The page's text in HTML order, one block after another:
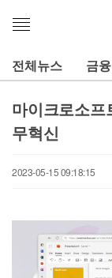
메
열
기
전체뉴스 금융
마이크로소
무혁신
2023-05-15 09:18:15